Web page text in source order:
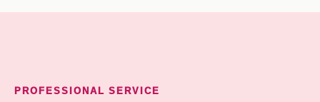
PROFESSIONAL SERVICE